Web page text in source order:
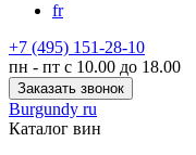
fr
+7 (495) 151-28-10
пн - пт с 10.00 до 18.00
Заказать звонок
Burgundy ru
Каталог вин